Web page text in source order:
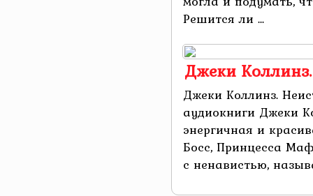
Решится ли ...
Джеки
Джеки Коллинз.
аудиокниги Джеки
энергичная и
Босс, Принцесса
с ненавистью,